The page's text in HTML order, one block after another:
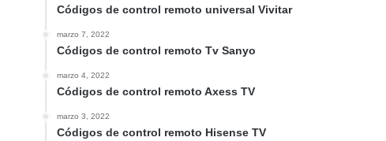
Códigos de control remoto universal Vivitar
marzo 7, 2022
Códigos de control remoto Tv Sanyo
marzo 4, 2022
Códigos de control remoto Axess TV
marzo 3, 2022
Códigos de control remoto Hisense TV